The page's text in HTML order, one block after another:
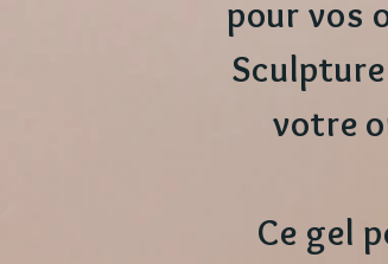
pour vos
votre
Ce gel